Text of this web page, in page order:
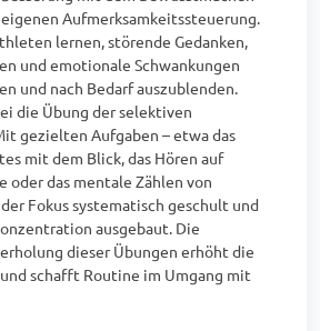
Aufmerksamkeitssteuerung.
lernen, störende Gedanken,
und emotionale Schwankungen
und nach Bedarf auszublenden.
die Übung der selektiven
gezielten Aufgaben – etwa das
mit dem Blick, das Hören auf
oder das mentale Zählen von
Fokus systematisch geschult und
ausgebaut. Die
dieser Übungen erhöht die
schafft Routine im Umgang mit